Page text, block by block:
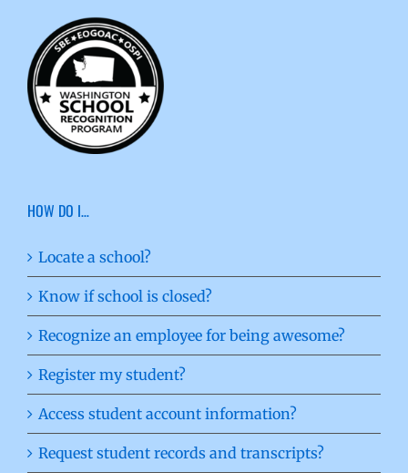
HOW DO I…
Locate a school?
Know if school is closed?
Recognize an employee for being awesome?
Register my student?
Access student account information?
Request student records and transcripts?